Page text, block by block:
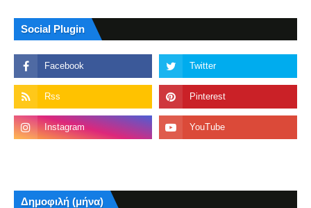
Social Plugin
Δημοφιλή (μήνα)